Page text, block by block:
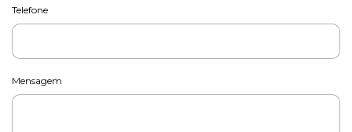
Telefone
Mensagem